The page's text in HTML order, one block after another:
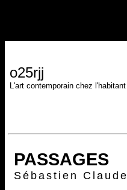
o25rjj
L'art contemporain chez l'habitant
PASSAGES
Sébastien Claude